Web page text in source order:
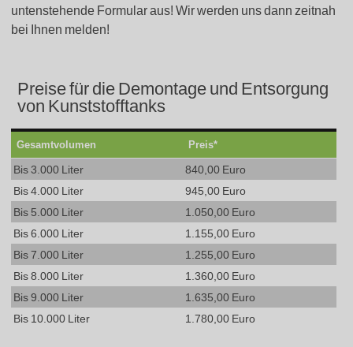
untenstehende Formular aus! Wir werden uns dann zeitnah
bei Ihnen melden!
Preise für die Demontage und Entsorgung
von Kunststofftanks
Gesamtvolumen Preis*
Bis 3.000 Liter
840,00 Euro
Bis 4.000 Liter
945,00 Euro
Bis 5.000 Liter
1.050,00 Euro
Bis 6.000 Liter
1.155,00 Euro
Bis 7.000 Liter
1.255,00 Euro
Bis 8.000 Liter
1.360,00 Euro
Bis 9.000 Liter
1.635,00 Euro
Bis 10.000 Liter
1.780,00 Euro